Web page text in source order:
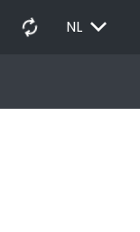
autorenew NL EXPAND_MORE